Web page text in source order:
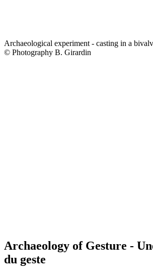
Archaeological experiment - casting in a
© Photography B. Girardin
Archaeology of Gesture -
du geste